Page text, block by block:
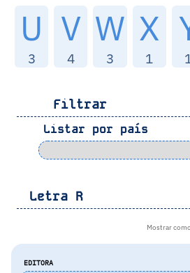
U
3
V
4
W
3
X
1
Filtrar
Listar por país
Letra R
Mostrar como
EDITORA